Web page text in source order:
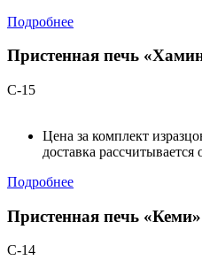
Подробнее
Пристенная печь
С-15
Цена за комплект
доставка рассчитывается
Подробнее
Пристенная печь «Кеми»
С-14